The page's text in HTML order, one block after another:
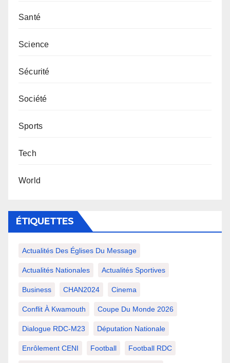
Santé
Science
Sécurité
Société
Sports
Tech
World
ÉTIQUETTES
Actualités Des Églises Du Message
Actualités Nationales Actualités Sportives
Business CHAN2024 Cinema
Conflit À Kwamouth Coupe Du Monde 2026
Dialogue RDC-M23 Députation Nationale
Enrôlement CENI Football Football RDC